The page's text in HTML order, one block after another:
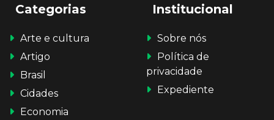
Categorias
Arte e cultura
Artigo
Brasil
Cidades
Economia
Institucional
Sobre nós
Política de
privacidade
Expediente